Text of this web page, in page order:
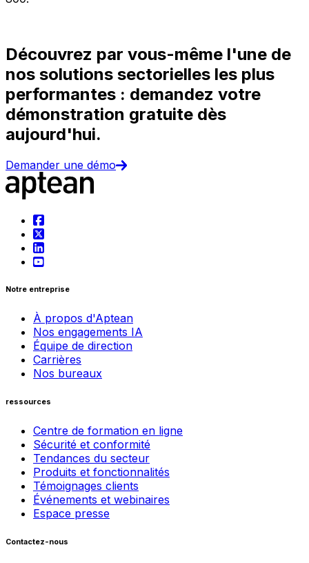
Découvrez par vous-même l'une de
nos solutions sectorielles les plus
performantes : demandez votre
démonstration gratuite dès
aujourd'hui.
Demander une démo
Notre entreprise
À propos d'Aptean
Nos engagements IA
Équipe de direction
Carrières
Nos bureaux
ressources
Centre de formation en ligne
Sécurité et conformité
Tendances du secteur
Produits et fonctionnalités
Témoignages clients
Événements et webinaires
Espace presse
Contactez-nous